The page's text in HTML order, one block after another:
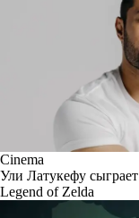
Cinema
Ули Латукефу
Legend of Zelda